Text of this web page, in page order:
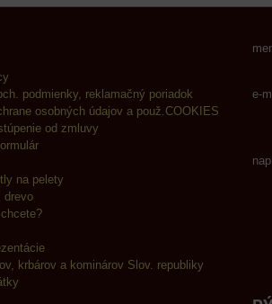
podmienky, reklamačný poriadok
osobných údajov a použ.COOKIES
od zmluvy
na pelety
drevo
krbárov a kominárov Slov. republiky
e-